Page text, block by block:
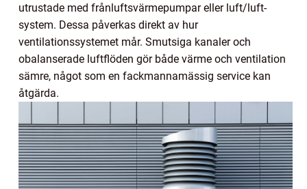
utrustade med frånluftsvärmepumpar eller luft/luft-
system. Dessa påverkas direkt av hur
ventilationssystemet mår. Smutsiga kanaler och
obalanserade luftflöden gör både värme och ventilation
sämre, något som en fackmannamässig service kan
åtgärda.